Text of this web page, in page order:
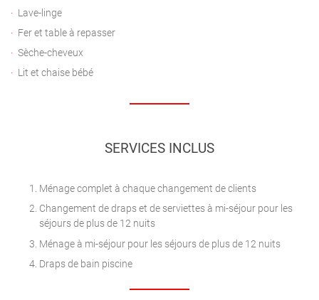
Lave-linge
Fer et table à repasser
Sèche-cheveux
Lit et chaise bébé
SERVICES INCLUS
Ménage complet à chaque changement de clients
Changement de draps et de serviettes à mi-séjour pour les
séjours de plus de 12 nuits
Ménage à mi-séjour pour les séjours de plus de 12 nuits
Draps de bain piscine